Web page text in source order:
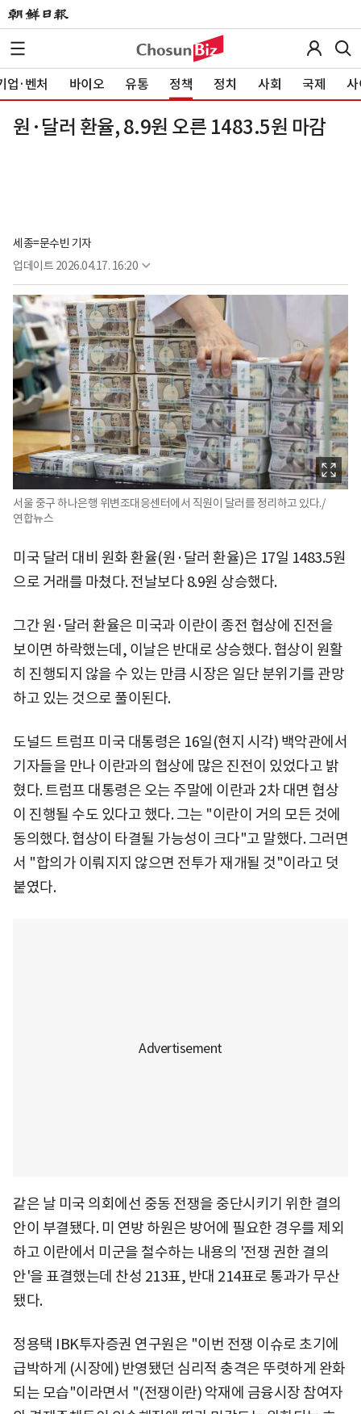
업·벤처 바이오 유통 정책 정치 사회 국제 사
원·달러 환율, 8.9원 오른 1483.5원 마감
세종=문수빈 기자
업데이트 2026.04.17. 16:20
서울 중구 하나은행 위변조대응센터에서 직원이 달러를 정리하고 있다./
연합뉴스
미국 달러 대비 원화 환율(원·달러 환율)은 17일 1483.5원
으로 거래를 마쳤다. 전날보다 8.9원 상승했다.
그간 원·달러 환율은 미국과 이란이 종전 협상에 진전을
보이면 하락했는데, 이날은 반대로 상승했다. 협상이 원활
히 진행되지 않을 수 있는 만큼 시장은 일단 분위기를 관망
하고 있는 것으로 풀이된다.
도널드 트럼프 미국 대통령은 16일(현지 시각) 백악관에서
기자들을 만나 이란과의 협상에 많은 진전이 있었다고 밝
혔다. 트럼프 대통령은 오는 주말에 이란과 2차 대면 협상
이 진행될 수도 있다고 했다. 그는 "이란이 거의 모든 것에
동의했다. 협상이 타결될 가능성이 크다"고 말했다. 그러면
서 "합의가 이뤄지지 않으면 전투가 재개될 것"이라고 덧
붙였다.
같은 날 미국 의회에선 중동 전쟁을 중단시키기 위한 결의
안이 부결됐다. 미 연방 하원은 방어에 필요한 경우를 제외
하고 이란에서 미군을 철수하는 내용의 '전쟁 권한 결의
안'을 표결했는데 찬성 213표, 반대 214표로 통과가 무산
됐다.
정용택 IBK투자증권 연구원은 "이번 전쟁 이슈로 초기에
급박하게 (시장에) 반영됐던 심리적 충격은 뚜렷하게 완화
되는 모습"이라면서 "(전쟁이란) 악재에 금융시장 참여자